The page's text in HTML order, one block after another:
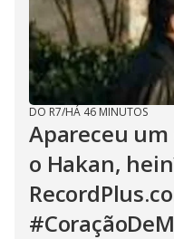
DO R7/HÁ 46 MINUTOS
Apareceu
o Hakan,